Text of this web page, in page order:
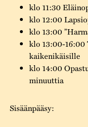
klo 11:30
klo 12:00
klo 13:00
klo 13:00-16:00
kaikenikäisille
klo 14:00
minuuttia
Sisäänpääsy: